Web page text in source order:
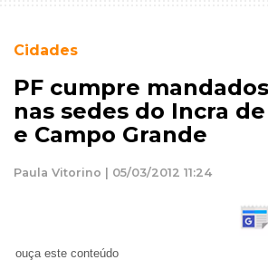
Cidades
PF cumpre
nas sedes do Incra
e Campo Grande
Paula Vitorino | 05/03/2012 11:24
ouça este conteúdo